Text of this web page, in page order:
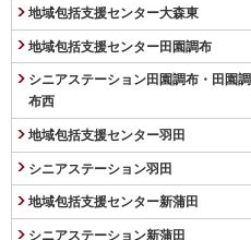
地域包括支援センター大森東
地域包括支援センター田園調布
シニアステーション田園調布・田園調
布西
地域包括支援センター羽田
シニアステーション羽田
地域包括支援センター新蒲田
シニアステーション新蒲田